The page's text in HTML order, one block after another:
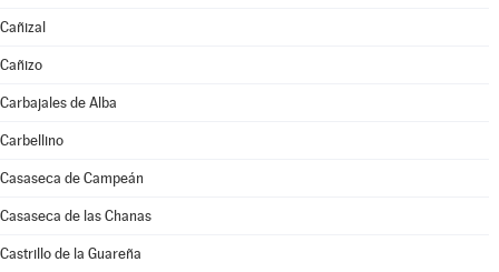
Cañizal
Cañizo
Carbajales de Alba
Carbellino
Casaseca de Campeán
Casaseca de las Chanas
Castrillo de la Guareña